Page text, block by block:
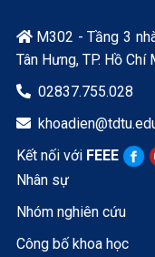
M302 - Tầng 3
Tân Hưng, TP. Hồ Chí
 02837.755.028

Kết nối với FEEE
Nhân sự
Nhóm nghiên cứu
Công bố khoa học